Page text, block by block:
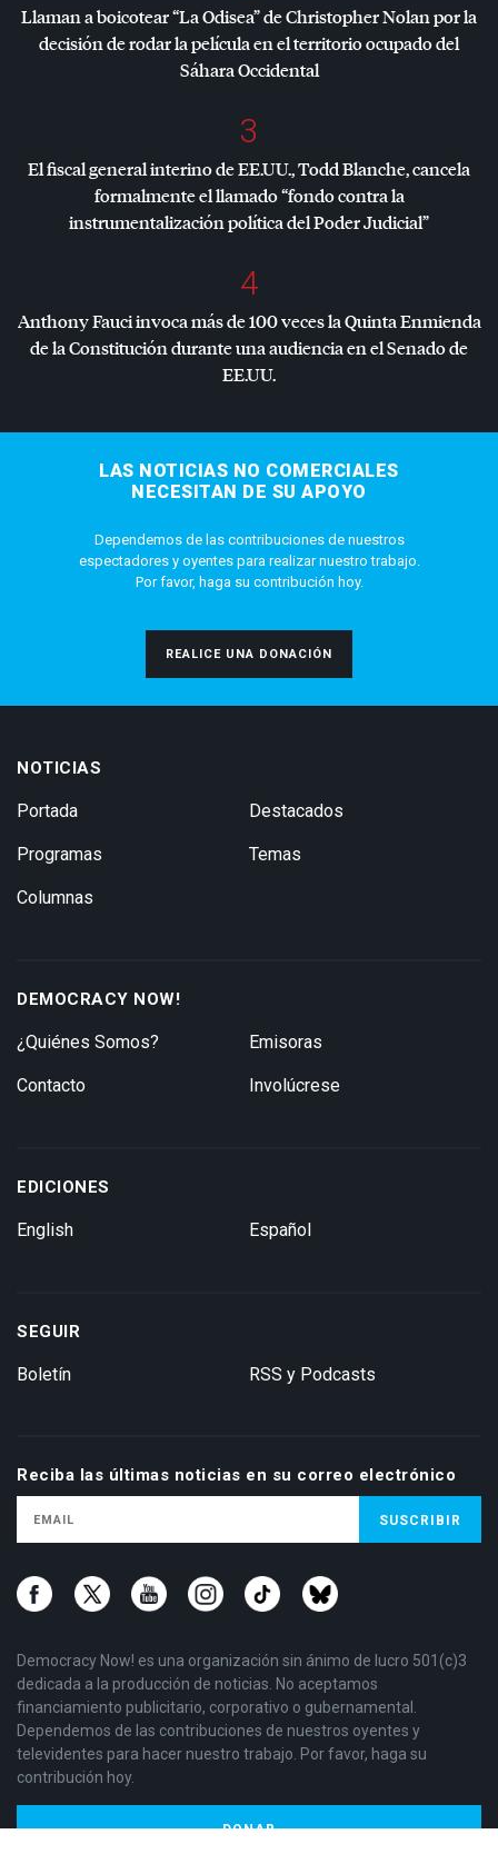
Llaman a boicotear “La Odisea” de Christopher Nolan por la
decisión de rodar la película en el territorio ocupado del
Sáhara Occidental
3
El fiscal general interino de EE.UU., Todd Blanche, cancela
formalmente el llamado “fondo contra la
instrumentalización política del Poder Judicial”
4
Anthony Fauci invoca más de 100 veces la Quinta Enmienda
de la Constitución durante una audiencia en el Senado de
EE.UU.
LAS NOTICIAS NO COMERCIALES
NECESITAN DE SU APOYO
Dependemos de las contribuciones de nuestros
espectadores y oyentes para realizar nuestro trabajo.
Por favor, haga su contribución hoy.
REALICE UNA DONACIÓN
NOTICIAS
Portada
Programas
Columnas
Destacados
Temas
DEMOCRACY NOW!
¿Quiénes Somos?
Contacto
Emisoras
Involúcrese
EDICIONES
English Español
SEGUIR
Boletín RSS y Podcasts
Reciba las últimas noticias en su correo electrónico
Democracy Now! es una organización sin ánimo de lucro 501(c)3
dedicada a la producción de noticias. No aceptamos
financiamiento publicitario, corporativo o gubernamental.
Dependemos de las contribuciones de nuestros oyentes y
televidentes para hacer nuestro trabajo. Por favor, haga su
contribución hoy.
DONAR